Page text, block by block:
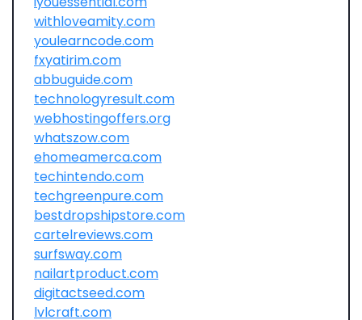
withloveamity.com
youlearncode.com
fxyatirim.com
abbuguide.com
technologyresult.com
webhostingoffers.org
whatszow.com
ehomeamerca.com
techintendo.com
techgreenpure.com
bestdropshipstore.com
cartelreviews.com
surfsway.com
nailartproduct.com
digitactseed.com
lvlcraft.com